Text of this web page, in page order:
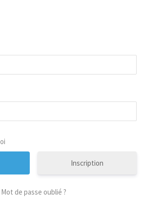
Inscription
Mot de passe oublié ?